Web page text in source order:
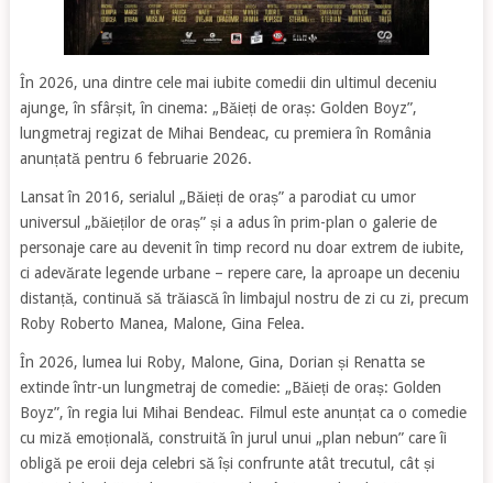
În 2026, una dintre cele mai iubite comedii din ultimul deceniu
ajunge, în sfârșit, în cinema: „Băieți de oraș: Golden Boyz”,
lungmetraj regizat de Mihai Bendeac, cu premiera în România
anunțată pentru 6 februarie 2026.
Lansat în 2016, serialul „Băieți de oraș” a parodiat cu umor
universul „băieților de oraș” și a adus în prim-plan o galerie de
personaje care au devenit în timp record nu doar extrem de iubite,
ci adevărate legende urbane – repere care, la aproape un deceniu
distanță, continuă să trăiască în limbajul nostru de zi cu zi, precum
Roby Roberto Manea, Malone, Gina Felea.
În 2026, lumea lui Roby, Malone, Gina, Dorian și Renatta se
extinde într-un lungmetraj de comedie: „Băieți de oraș: Golden
Boyz”, în regia lui Mihai Bendeac. Filmul este anunțat ca o comedie
cu miză emoțională, construită în jurul unui „plan nebun” care îi
obligă pe eroii deja celebri să își confrunte atât trecutul, cât și